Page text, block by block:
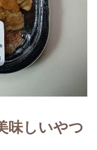
味しいやつ